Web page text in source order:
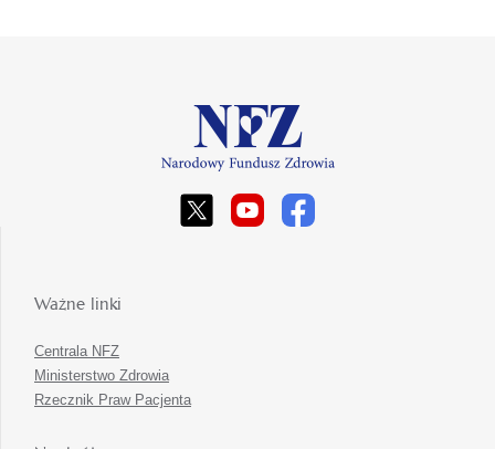
Ważne linki
Centrala NFZ
Ministerstwo Zdrowia
Rzecznik Praw Pacjenta